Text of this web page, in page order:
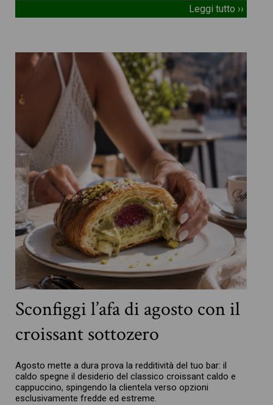
Leggi tutto ››
Sconfiggi l’afa di agosto con il
croissant sottozero
Agosto mette a dura prova la redditività del tuo bar: il
caldo spegne il desiderio del classico croissant caldo e
cappuccino, spingendo la clientela verso opzioni
esclusivamente fredde ed estreme.